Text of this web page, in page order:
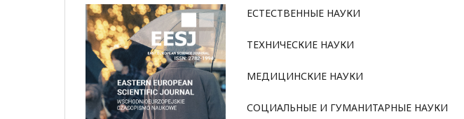
ЕСТЕСТВЕННЫЕ НАУКИ
ТЕХНИЧЕСКИЕ НАУКИ
МЕДИЦИНСКИЕ НАУКИ
СОЦИАЛЬНЫЕ И ГУМАНИТАРНЫЕ НАУКИ